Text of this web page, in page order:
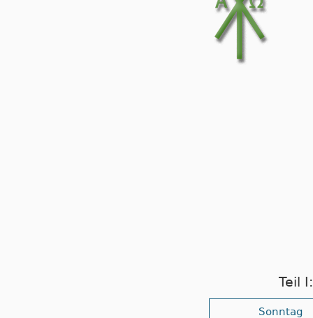
Teil
Sonntag